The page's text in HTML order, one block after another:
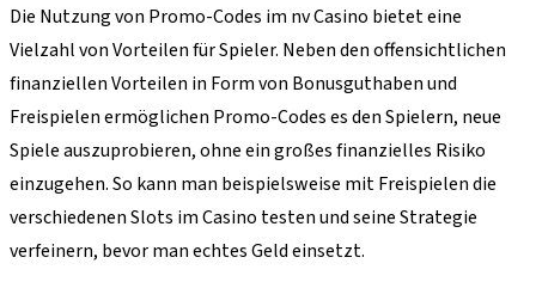
Die Nutzung von Promo-Codes im nv Casino bietet eine
Vielzahl von Vorteilen für Spieler. Neben den offensichtlichen
finanziellen Vorteilen in Form von Bonusguthaben und
Freispielen ermöglichen Promo-Codes es den Spielern, neue
Spiele auszuprobieren, ohne ein großes finanzielles Risiko
einzugehen. So kann man beispielsweise mit Freispielen die
verschiedenen Slots im Casino testen und seine Strategie
verfeinern, bevor man echtes Geld einsetzt.